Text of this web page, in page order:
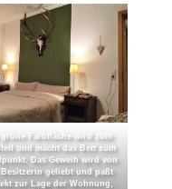
grüne Farbfläche wird zum
und macht das Bett zum
Das Geweih wird von
geliebt und paßt
zur Lage der Wohnung,